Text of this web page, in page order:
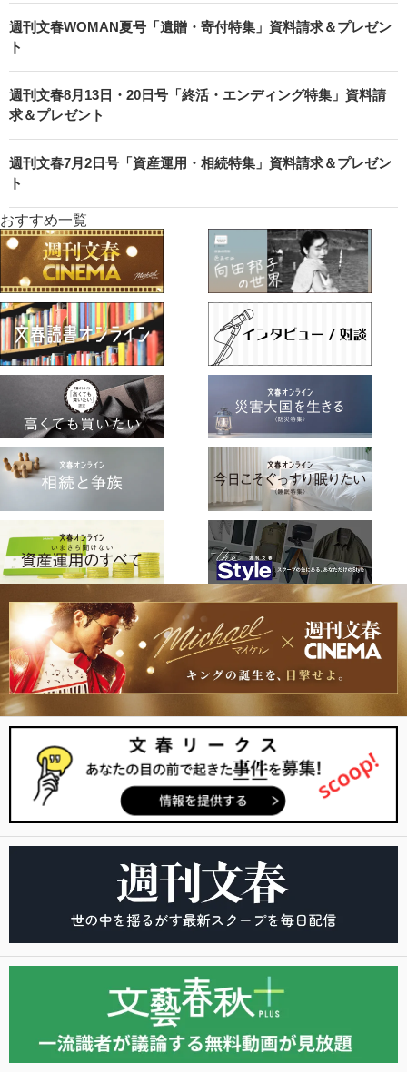
週刊文春WOMAN夏号「遺贈・寄付特集」資料請求＆プレゼン
ト
週刊文春8月13日・20日号「終活・エンディング特集」資料請
求＆プレゼント
週刊文春7月2日号「資産運用・相続特集」資料請求＆プレゼン
ト
おすすめ一覧